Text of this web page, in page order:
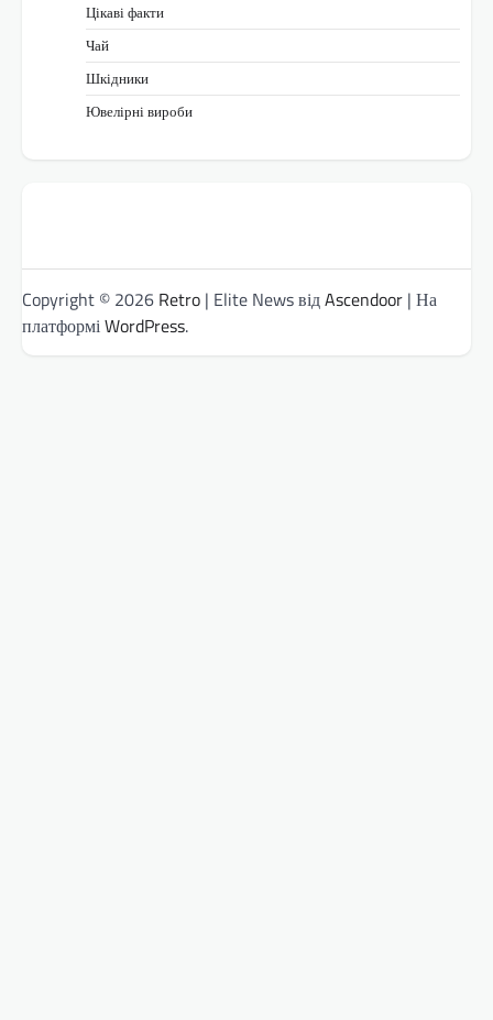
Цікаві факти
Чай
Шкідники
Ювелірні вироби
Copyright © 2026 Retro | Elite News відAscendoor | На
платформіWordPress.